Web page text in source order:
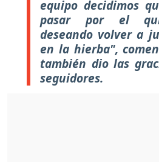
equipo decidimos
pasar por el
deseando volver a
en la hierba",
también dio las
seguidores.